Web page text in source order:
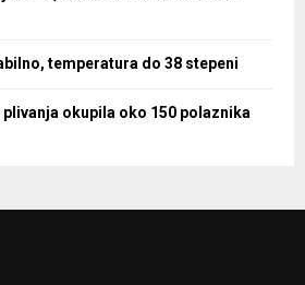
temperatura do 38 stepeni
plivanja okupila oko 150 polaznika